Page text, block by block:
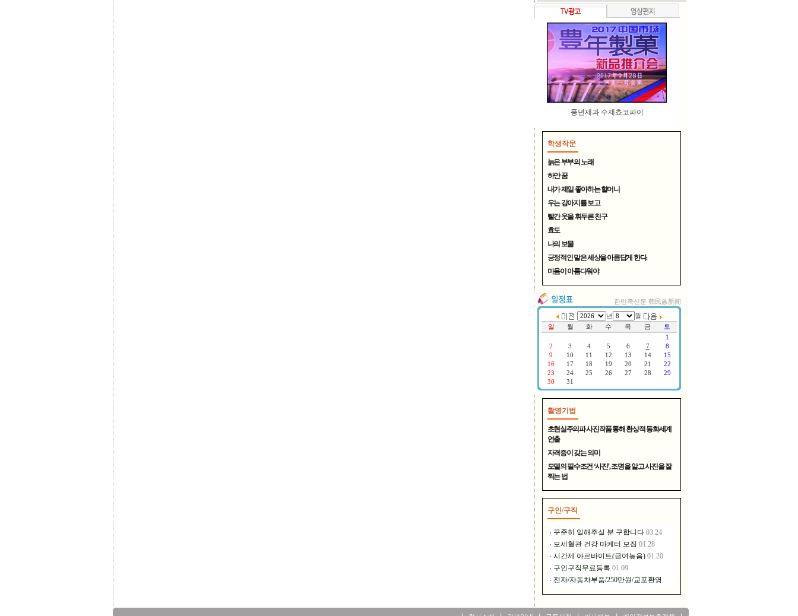
여름철 무더위 식혀주는 시원..
연변TV, 중국CCTV방송 한국서..
400년 전통의 명주 - 대천원
장풍홀딩스는 이런 일을 하고..
풍년제과 수제쵸코파이
학생작문
늙은 부부의 노래
하얀 꿈
내가 제일 좋아하는 할머니
우는 강아지를 보고
빨간 옷을 휘두른 친구
효도
나의 보물
긍정적인 말은 세상을 아름답게 한다.
마음이 아름다워야
한민족신문 韩民族新闻
촬영기법
초현실주의파 사진작품 통해 환상적 동화세계
연출
자격증이 갖는 의미
모델의 필수조건 ‘사진’, 조명을 알고 사진을 잘
찍는 법
구인/구직